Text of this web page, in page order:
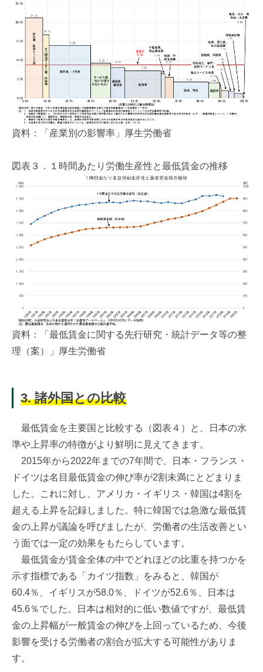
資料：「産業別の影響率」厚生労働省
図表３．１時間あたり労働生産性と最低賃金の推移
資料：「最低賃金に関する先行研究・統計データ等の整
理（案）」厚生労働省
3. 諸外国との比較
最低賃金を主要国と比較する（図表４）と、日本の水
準や上昇率の特徴がより鮮明に見えてきます。
2015年から2022年までの7年間で、日本・フランス・
ドイツは名目最低賃金の伸び率が2割未満にとどまりま
した。これに対し、アメリカ・イギリス・韓国は4割を
超える上昇を記録しました。特に韓国では急激な最低賃
金の上昇が議論を呼びましたが、労働者の生活改善とい
う面では一定の効果をもたらしています。
最低賃金が賃金全体の中でどれほどの比重を持つかを
示す指標である「カイツ指数」をみると、韓国が
60.4％、イギリスが58.0％、ドイツが52.6％、日本は
45.6％でした。日本は相対的に低い数値ですが、最低賃
金の上昇幅が一般賃金の伸びを上回っているため、今後
影響を受ける労働者の割合が拡大する可能性がありま
す。